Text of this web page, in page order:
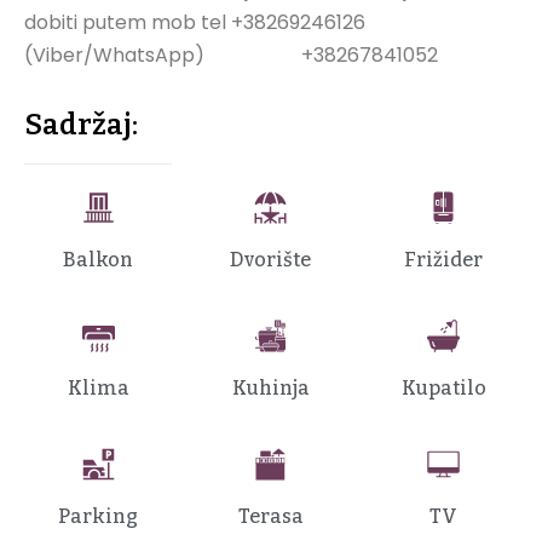
dobiti putem mob tel +38269246126
(Viber/WhatsApp) +38267841052
Sadržaj:
Balkon Dvorište Frižider
Klima Kuhinja Kupatilo
Parking Terasa TV